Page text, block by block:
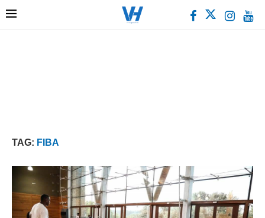
TAG: FIBA